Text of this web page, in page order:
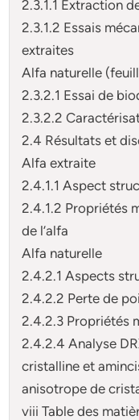
2.3.1.1 Extraction
2.3.1.2 Essais
extraites
Alfa naturelle
2.3.2.1 Essai de
2.3.2.2
2.4 Résultats et
Alfa extraite
2.4.1.1 Aspect
2.4.1.2 Propriétés
de l’alfa
Alfa naturelle
2.4.2.1 Aspects
2.4.2.2 Perte de
2.4.2.3 Propriétés
2.4.2.4 Analyse
cristalline et
anisotrope de
viii Table des